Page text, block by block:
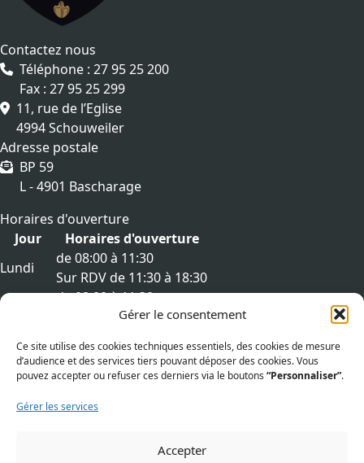
Gérer le consentement
Ce site utilise des cookies techniques essentiels, des cookies de mesure
d’audience et des services tiers pouvant déposer des cookies. Vous
pouvez accepter ou refuser ces derniers via le boutons “Personnaliser”.
Gérer les services
Accepter
Contactez nous
Téléphone : 27 95 25 200
Fax : 27 95 25 299
11, rue de l’Eglise
4994 Schouweiler
Adresse postale
BP 59
L - 4901 Bascharage
Horaires d'ouverture
Jour
Horaires d'ouverture
Lundi
de 08:00 à 11:30
Sur RDV de 11:30 à 18:30
Mardi
de 08:00 à 11:30
Sur RDV de 11:30 à 18:30
Mercredi
Sur RDV de 11:30 à 18:30
Jeudi
de 08:00 à 11:30
de 08:00 à 11:30